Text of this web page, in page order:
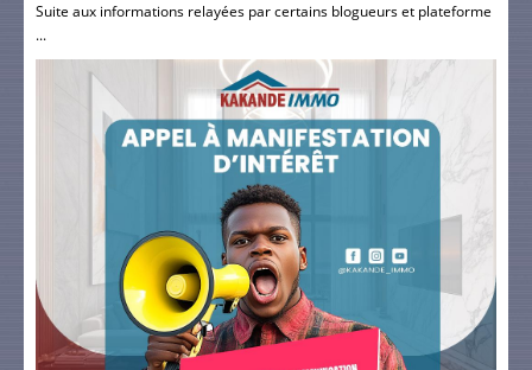
Suite aux informations relayées par certains blogueurs et plateforme
...